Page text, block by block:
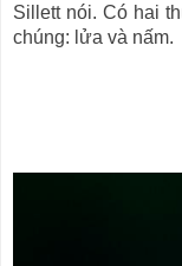
Sillett nói. Có hai
chúng: lửa và nấm.